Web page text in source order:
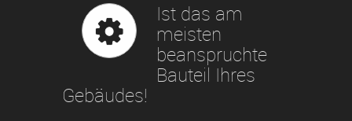
Ist das am
meisten
beanspruchte
Bauteil Ihres
Gebäudes!